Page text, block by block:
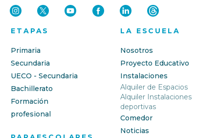
ETAPAS
Primaria
Secundaria
UECO - Secundaria
Bachillerato
Formación
profesional
LA ESCUELA
Nosotros
Proyecto Educativo
Instalaciones
Alquiler de Espacios
Alquiler Instalaciones
deportivas
Comedor
Noticias